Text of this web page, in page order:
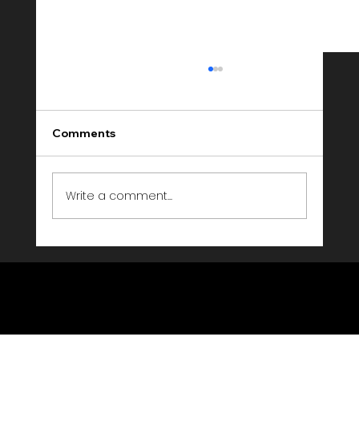
Comments
Write a comment...